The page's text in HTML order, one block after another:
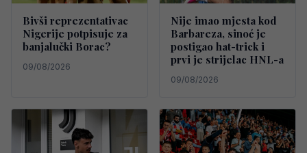
Bivši reprezentativac
Nigerije potpisuje za
banjalučki Borac?
09/08/2026
Nije imao mjesta kod
Barbareza, sinoć je
postigao hat-trick i
prvi je strijelac HNL-a
09/08/2026